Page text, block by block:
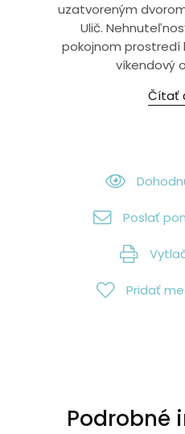
uzatvoreným
Ulič.
pokojnom prostredí
víkendový
Čítať
Poslať
Pridať
Podrobné